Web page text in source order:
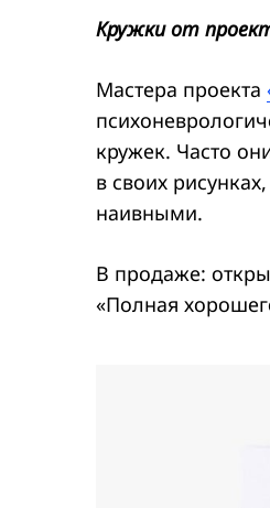
Кружки от
Мастера проекта
кружек. Часто
в своих
наивными.
В продаже:
«Полная